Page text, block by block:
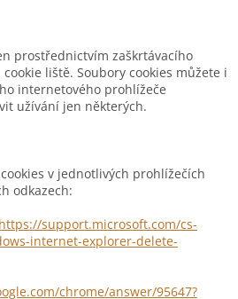
prostřednictvím zaškrtávacího
liště. Soubory cookies můžete i
internetového prohlížeče
užívání jen některých.
v jednotlivých prohlížečích
odkazech:
https://support.microsoft.com/cs-
internet-explorer-delete-
chrome/answer/95647?